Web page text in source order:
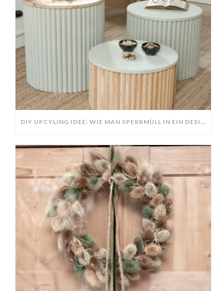
DIY UPCYLING IDEE: WIE MAN SPERRMÜLL IN EIN DESIGNER TEIL VERWANDELT